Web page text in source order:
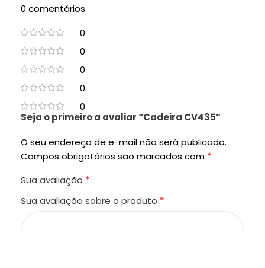
0 comentários
0
0
0
0
0
Seja o primeiro a avaliar “Cadeira CV435”
O seu endereço de e-mail não será publicado.
Campos obrigatórios são marcados com *
Sua avaliação *
Sua avaliação sobre o produto *